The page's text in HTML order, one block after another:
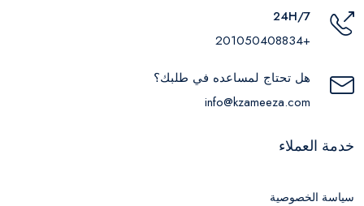
24H/7
+201050408834
هل تحتاج لمساعده في طلبك؟
info@kzameeza.com
خدمة العملاء
سياسة الخصوصية